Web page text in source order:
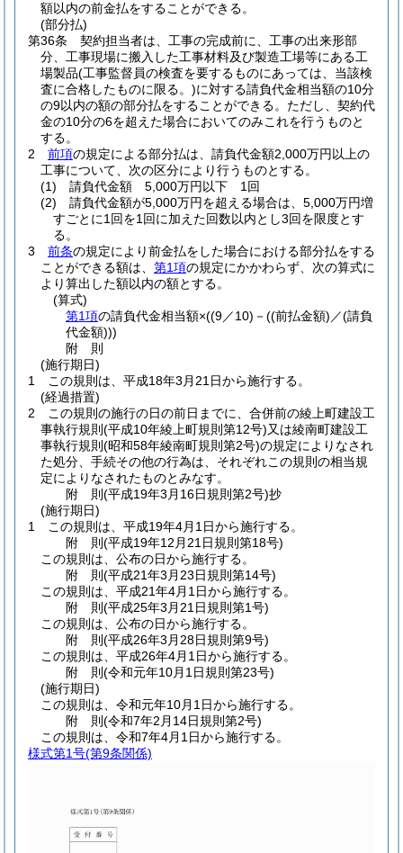
額以内の前金払をすることができる。
(部分払)
第36条
契約担当者は、工事の完成前に、工事の出来形部
分、工事現場に搬入した工事材料及び製造工場等にある工
場製品(工事監督員の検査を要するものにあっては、当該検
査に合格したものに限る。)に対する請負代金相当額の10分
の9以内の額の部分払をすることができる。 ただし、契約代
金の10分の6を超えた場合においてのみこれを行うものと
する。
2
前項の規定による部分払は、請負代金額2,000万円以上の
工事について、次の区分により行うものとする。
(1)
請負代金額 5,000万円以下 1回
(2)
請負代金額が5,000万円を超える場合は、5,000万円増
すごとに1回を1回に加えた回数以内とし3回を限度とす
る。
3
前条の規定により前金払をした場合における部分払をする
ことができる額は、 第1項の規定にかかわらず、次の算式に
より算出した額以内の額とする。
(算式)
第1項の請負代金相当額×((9／10) － ((前払金額) ／(請負
代金額)))
附 則
(施行期日)
1
この規則は、平成18年3月21日から施行する。
(経過措置)
2
この規則の施行の日の前日までに、合併前の綾上町建設工
事執行規則 (平成10年綾上町規則第12号)又は綾南町建設工
事執行規則 (昭和58年綾南町規則第2号)の規定によりなされ
た処分、手続その他の行為は、それぞれこの規則の相当規
定によりなされたものとみなす。
附 則(平成19年3月16日規則第2号)抄
(施行期日)
1
この規則は、平成19年4月1日から施行する。
附 則(平成19年12月21日規則第18号)
この規則は、公布の日から施行する。
附 則(平成21年3月23日規則第14号)
この規則は、平成21年4月1日から施行する。
附 則(平成25年3月21日規則第1号)
この規則は、公布の日から施行する。
附 則(平成26年3月28日規則第9号)
この規則は、平成26年4月1日から施行する。
附 則(令和元年10月1日規則第23号)
(施行期日)
この規則は、令和元年10月1日から施行する。
附 則(令和7年2月14日規則第2号)
この規則は、令和7年4月1日から施行する。
様式第1号(第9条関係)